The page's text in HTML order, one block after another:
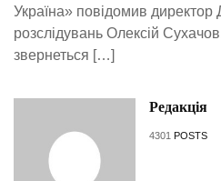
Україна» повідомив
розслідувань Олексій
звернеться […]
Редакція
4301 POSTS